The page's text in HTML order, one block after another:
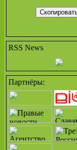
RSS News
Партнёры: